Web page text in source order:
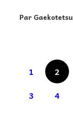
ParGaekotetsu
1
2
3
4